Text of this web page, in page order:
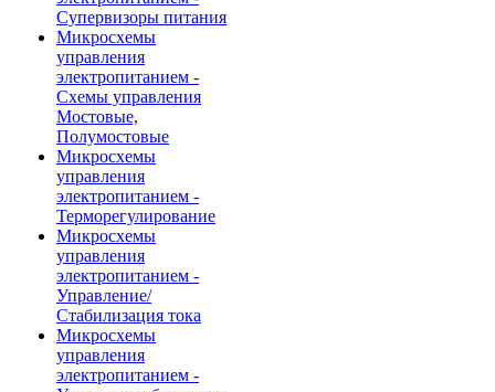
Супервизоры питания
Микросхемы
управления
электропитанием -
Схемы управления
Мостовые,
Полумостовые
Микросхемы
управления
электропитанием -
Терморегулирование
Микросхемы
управления
электропитанием -
Управление/
Стабилизация тока
Микросхемы
управления
электропитанием -